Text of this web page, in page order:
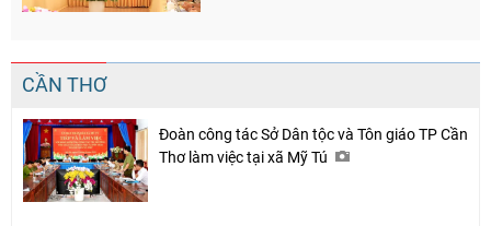
CẦN THƠ
Đoàn công tác Sở Dân tộc và Tôn giáo TP Cần
Thơ làm việc tại xã Mỹ Tú